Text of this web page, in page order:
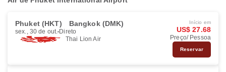
Phuket (HKT) Bangkok (DMK)
sex., 30 de out. Direto
Thai Lion Air
Início em
US$ 27.68
Preço/ Pessoa
Reservar